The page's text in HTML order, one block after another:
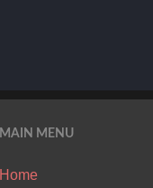
MAIN MENU
Home